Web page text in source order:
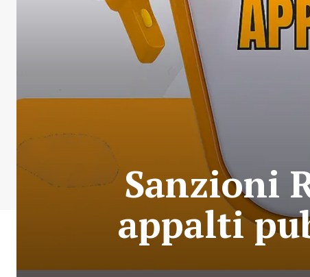
Sanzioni
appalti